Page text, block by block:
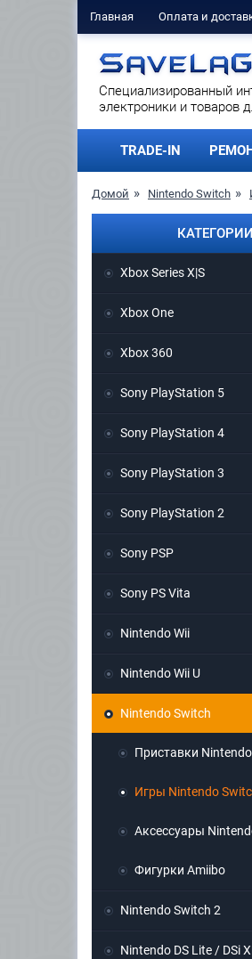
Главная Оплата и
Cпециализированный
электроники и товаров
TRADE-IN
Домой Nintendo Switch
КАТЕГОРИИ
Xbox Series X|S
Xbox One
Xbox 360
Sony PlayStation 5
Sony PlayStation 4
Sony PlayStation 3
Sony PlayStation 2
Sony PSP
Sony PS Vita
Nintendo Wii
Nintendo Wii U
Nintendo Switch
Приставки
Игры Nintendo
Аксессуары
Фигурки Amiibo
Nintendo Switch 2
Nintendo DS Lite / DSi